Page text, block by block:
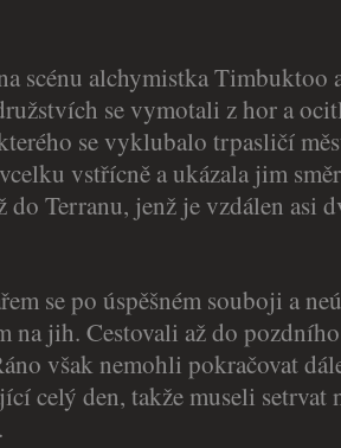
scénu alchymistka Timbuktoo
se vymotali z hor a
se vyklubalo trpasličí
vstřícně a ukázala jim
do Terranu, jenž je vzdálen asi
se po úspěšném souboji a
na jih. Cestovali až do pozdního
však nemohli pokračovat
celý den, takže museli setrvat